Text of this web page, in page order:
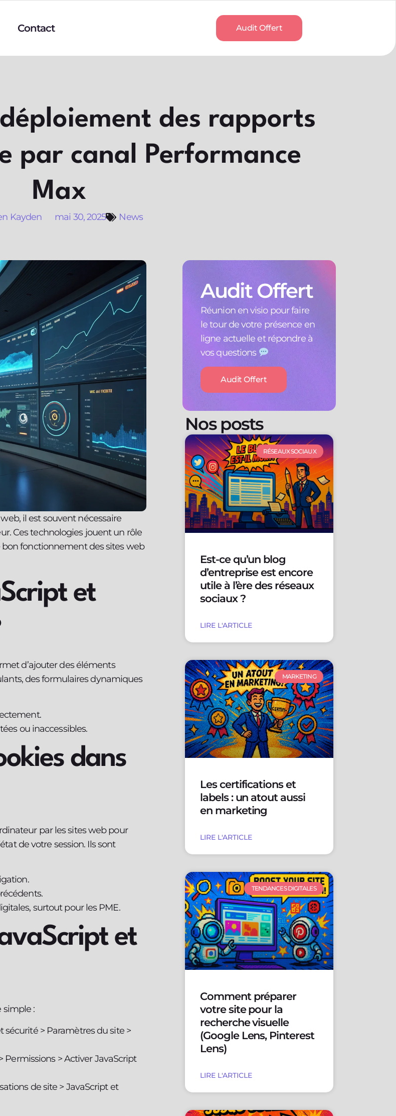
Contact Audit Offert
des rapports
par canal Performance
Max
Kayden mai 30, 2025 News
il est souvent nécessaire
Ces technologies jouent un rôle
bon fonctionnement des sites web
et
d’ajouter des éléments
des formulaires dynamiques
ou inaccessibles.
dans
par les sites web pour
de votre session. Ils sont
surtout pour les PME.
et
simple :
sécurité > Paramètres du site >
> Activer JavaScript
de site > JavaScript et
Audit Offert
Réunion en visio pour faire
le tour de votre présence en
ligne actuelle et répondre à
vos questions
Audit Offert
Nos posts
RÉSEAUX SOCIAUX
Est-ce qu’un blog
d’entreprise est encore
utile à l’ère des réseaux
sociaux ?
LIRE L'ARTICLE
MARKETING
Les certifications et
labels : un atout aussi
en marketing
LIRE L'ARTICLE
TENDANCES DIGITALES
Comment préparer
votre site pour la
recherche visuelle
(Google Lens, Pinterest
Lens)
LIRE L'ARTICLE